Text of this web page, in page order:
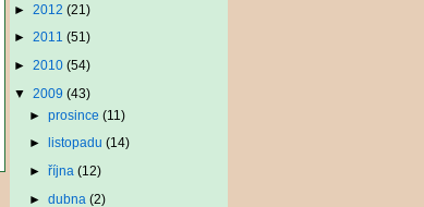
► 2012 (21)
► 2011 (51)
► 2010 (54)
▼ 2009 (43)
► prosince (11)
► listopadu (14)
► října (12)
► dubna (2)